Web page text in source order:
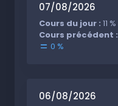
07/08/2026
Cours du jour : 11 %
Cours précédent :
0 %
06/08/2026